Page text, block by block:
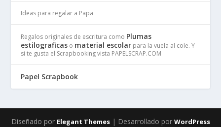
Ideas para regalar a Papa
Regalos originales de escritura como Plumas
estilograficas o material escolar para la vuela al cole. Y
si te gusta el Scrapbooking vista PAPELSCRAP.COM
Papel Scrapbook
Diseñado por Elegant Themes| Desarrollado por WordPress